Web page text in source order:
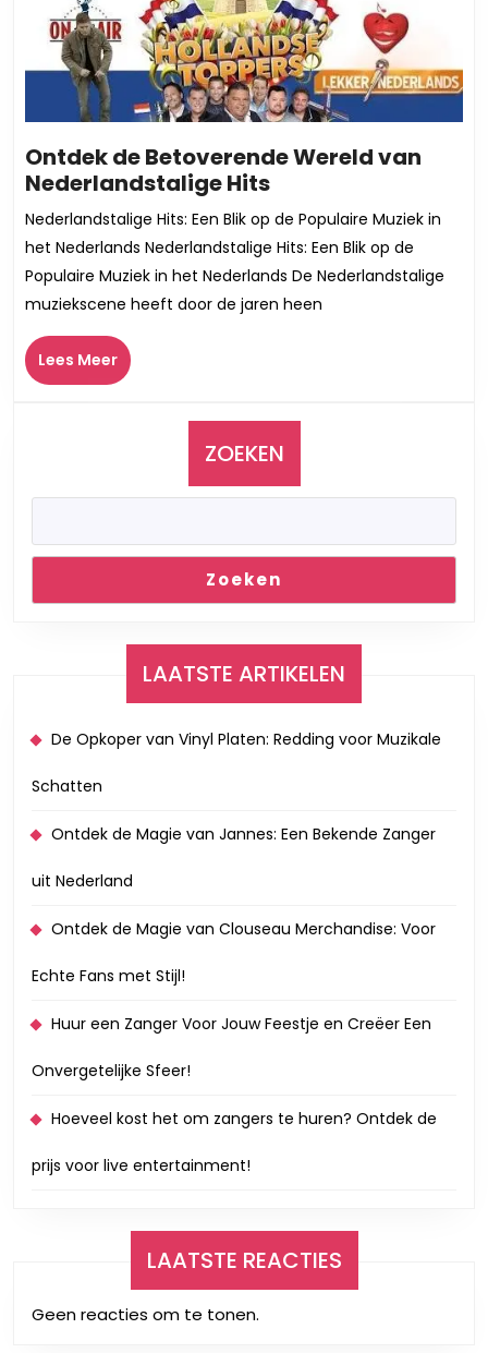
Ontdek de Betoverende Wereld van
Nederlandstalige HitsOntdek
de
Betoverende
Wereld
van
Nederlandstalige
Nederlandstalige Hits: Een Blik op de Populaire Muziek in
het Nederlands Nederlandstalige Hits: Een Blik op de
Populaire Muziek in het Nederlands De Nederlandstalige
muziekscene heeft door de jaren heen
Lees MeerLees
Meer
ZOEKEN
Zoeken
LAATSTE ARTIKELEN
De Opkoper van Vinyl Platen: Redding voor Muzikale
Schatten
Ontdek de Magie van Jannes: Een Bekende Zanger
uit Nederland
Ontdek de Magie van Clouseau Merchandise: Voor
Echte Fans met Stijl!
Huur een Zanger Voor Jouw Feestje en Creëer Een
Onvergetelijke Sfeer!
Hoeveel kost het om zangers te huren? Ontdek de
prijs voor live entertainment!
LAATSTE REACTIES
Geen reacties om te tonen.